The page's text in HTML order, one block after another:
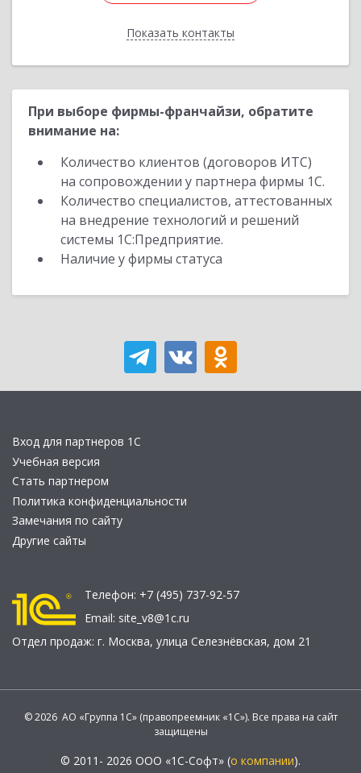
Показать контакты
Назад
При выборе фирмы-франчайзи, обратите
внимание на:
Количество клиентов (договоров ИТС)
на сопровождении у партнера фирмы 1С.
Количество специалистов, аттестованных
на внедрение технологий и решений
системы 1С:Предприятие.
Наличие у фирмы статуса
Вход для партнеров 1С
Учебная версия
Стать партнером
Политика конфиденциальности
Замечания по сайту
Другие сайты
Телефон: +7 (495) 737-92-57
Email: site_v8@1c.ru
Отдел продаж: г. Москва, улица Селезнёвская, дом 21
© 2026 АО «Группа 1С» (правопреемник «1С»). Все права на сайт
защищены
© 2011- 2026 ООО «1С-Софт» (о компании).